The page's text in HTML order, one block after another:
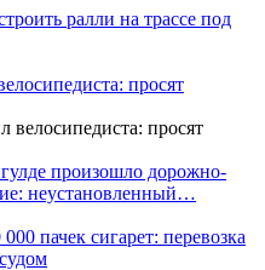
ралли на трассе под
просят
произошло дорожно-
неустановленный…
пачек сигарет: перевозка